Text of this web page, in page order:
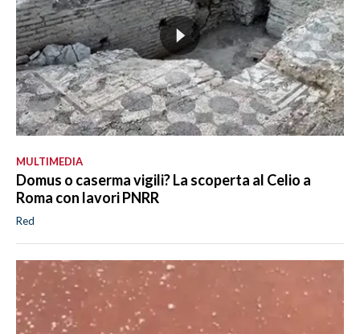
MULTIMEDIA
Domus o caserma vigili? La scoperta al Celio a
Roma con lavori PNRR
Red